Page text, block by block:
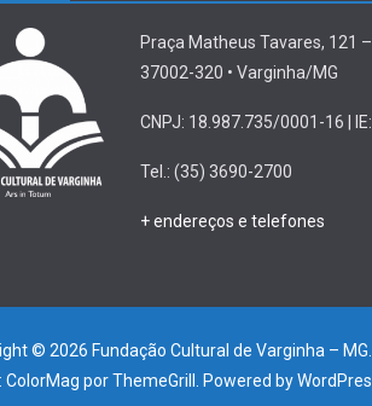
Praça Matheus Tavares, 121
37002-320 • Varginha/MG
CNPJ: 18.987.735/0001-16 |
Tel.: (35) 3690-2700
+ endereços e telefones
© 2026 Fundação Cultural de Varginha – MG
ColorMag por ThemeGrill. Powered by